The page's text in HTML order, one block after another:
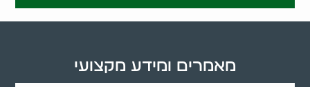
מאמרים ומידע מקצועי